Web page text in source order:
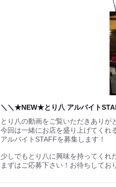
＼＼★NEW★とり八 アルバイト
とり八の動画をご覧いただきあり
今回は一緒にお店を盛り上げてくれ
アルバイトSTAFFを募集します！
少しでもとり八に興味を持ってくれ
まずはご応募下さい！お待ちしてお